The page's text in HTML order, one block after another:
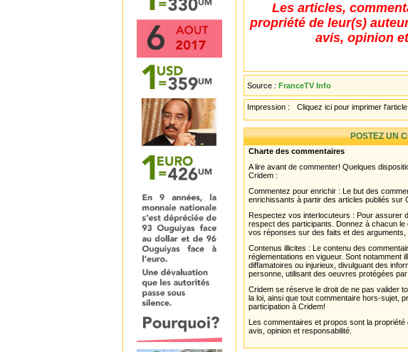
Les articles,
propriété de leur(s)
avis, opinion
Source : FranceTV Info
Impression : Cliquez ici pour imprimer l'article
POSTEZ UN
Charte des commentaires
A lire avant de commenter! Quelques
Cridem :
Commentez pour enrichir : Le but des
enrichissants à partir des articles publiés sur
Respectez vos interlocuteurs : Pour assurer
respect des participants. Donnez à chacun
vos réponses sur des faits et des arguments,
Contenus illicites : Le contenu des
réglementations en vigueur. Sont notamment
diffamatoires ou injurieux, divulguant des
personne, utilisant des oeuvres protégées
Cridem se réserve le droit de ne pas valider
la loi, ainsi que tout commentaire hors-sujet,
participation à Cridem!
Les commentaires et propos sont la
avis, opinion et responsabilité.